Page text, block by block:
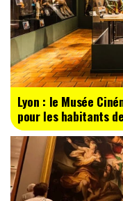
Lyon : le Musée
pour les habitants